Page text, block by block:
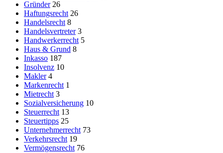
Gründer 26
Haftungsrecht 26
Handelsrecht 8
Handelsvertreter 3
Handwerkerrecht 5
Haus & Grund 8
Inkasso 187
Insolvenz 10
Makler 4
Markenrecht 1
Mietrecht 3
Sozialversicherung 10
Steuerrecht 13
Steuertipps 25
Unternehmerrecht 73
Verkehrsrecht 19
Vermögensrecht 76